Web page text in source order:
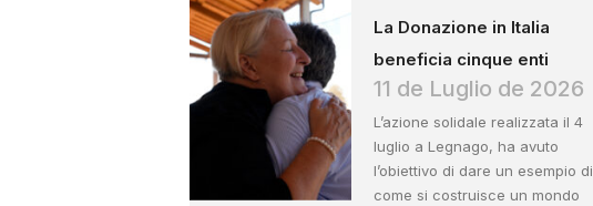
La Donazione in Italia
beneficia cinque enti
11 de Luglio de 2026
L’azione solidale realizzata il 4
luglio a Legnago, ha avuto
l’obiettivo di dare un esempio di
come si costruisce un mondo